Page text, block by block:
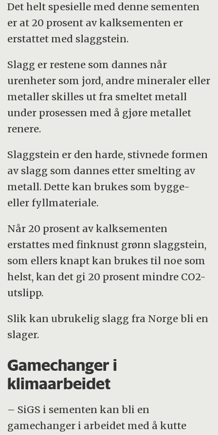
Det helt spesielle med denne sementen
er at 20 prosent av kalksementen er
erstattet med slaggstein.
Slagg er restene som dannes når
urenheter som jord, andre mineraler eller
metaller skilles ut fra smeltet metall
under prosessen med å gjøre metallet
renere.
Slaggstein er den harde, stivnede formen
av slagg som dannes etter smelting av
metall. Dette kan brukes som bygge-
eller fyllmateriale.
Når 20 prosent av kalksementen
erstattes med finknust grønn slaggstein,
som ellers knapt kan brukes til noe som
helst, kan det gi 20 prosent mindre CO2-
utslipp.
Slik kan ubrukelig slagg fra Norge bli en
slager.
Gamechanger i
klimaarbeidet
– SiGS i sementen kan bli en
gamechanger i arbeidet med å kutte